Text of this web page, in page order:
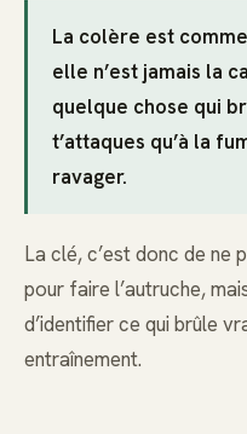
La colère est
elle n’est jamais la
quelque chose qui
t’attaques qu’à la
ravager.
La clé, c’est donc de ne
pour faire l’autruche,
d’identifier ce qui brûle
entraînement.